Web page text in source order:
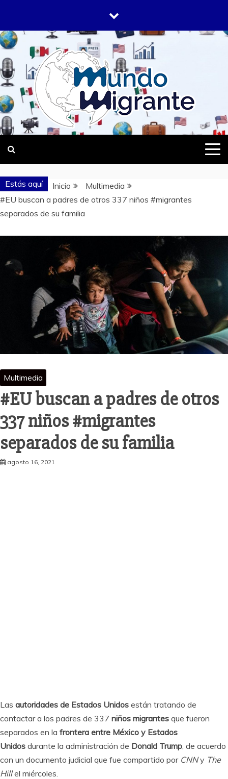
contenido
MUNDO
MIGRANTE
DONDE TODOS SOMOS MIGRANTES
Estás aquí Inicio
Multimedia
#EU buscan a padres de otros 337 niños #migrantes
separados de su familia
Multimedia
#EU buscan a padres de otros
337 niños #migrantes
separados de su familia
agosto 16, 2021
Las autoridades de Estados Unidos están tratando de
contactar a los padres de 337 niños migrantes que fueron
separados en la frontera entre México y Estados
Unidos durante la administración de Donald Trump , de acuerdo
con un documento judicial que fue compartido por CNNy The
Hillel miércoles.